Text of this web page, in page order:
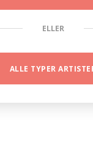
ELLER
ALLE TYPER